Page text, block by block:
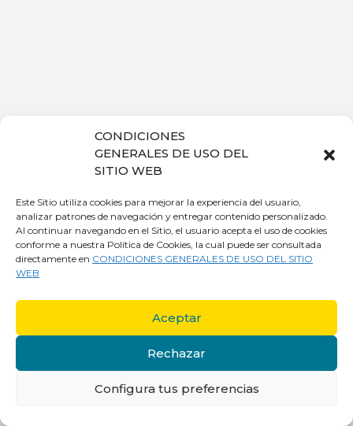
CONDICIONES
GENERALES DE USO DEL
SITIO WEB
Este Sitio utiliza cookies para mejorar la experiencia del usuario,
analizar patrones de navegación y entregar contenido personalizado.
Al continuar navegando en el Sitio, el usuario acepta el uso de cookies
conforme a nuestra Política de Cookies, la cual puede ser consultada
directamente en CONDICIONES GENERALES DE USO DEL SITIO
WEB
Aceptar
Rechazar
Configura tus preferencias